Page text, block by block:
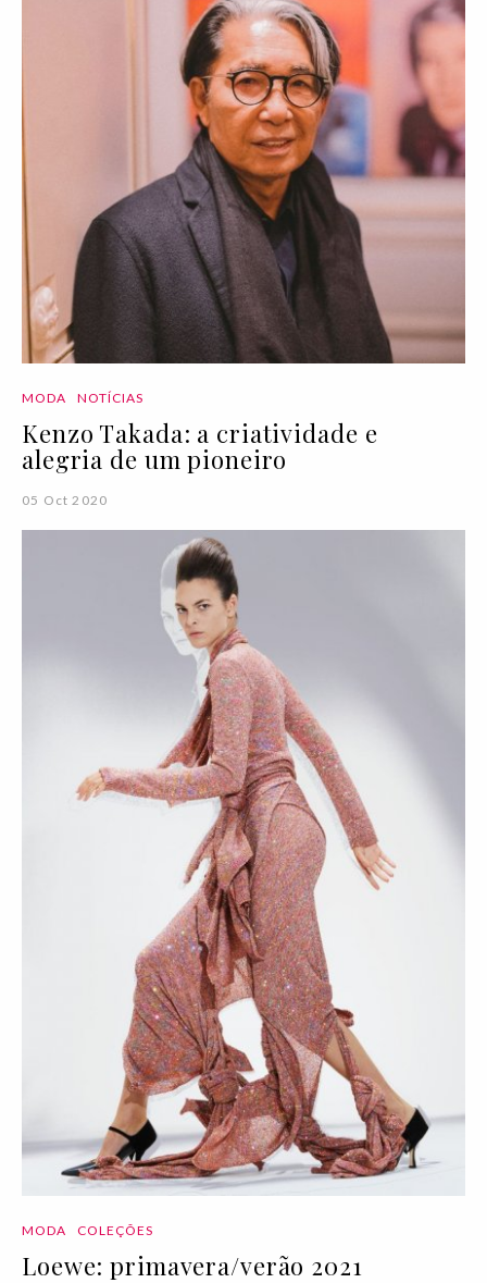
MODA NOTÍCIAS
Kenzo Takada: a criatividade e
alegria de um pioneiro
05 Oct 2020
MODA COLEÇÕES
Loewe: primavera/verão 2021